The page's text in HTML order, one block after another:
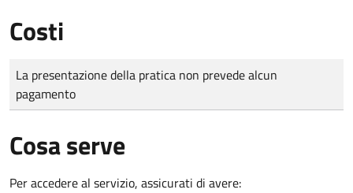
Costi
Tipo di pagamento
Importo
La presentazione della pratica non prevede alcun
pagamento
Cosa serve
Per accedere al servizio, assicurati di avere: